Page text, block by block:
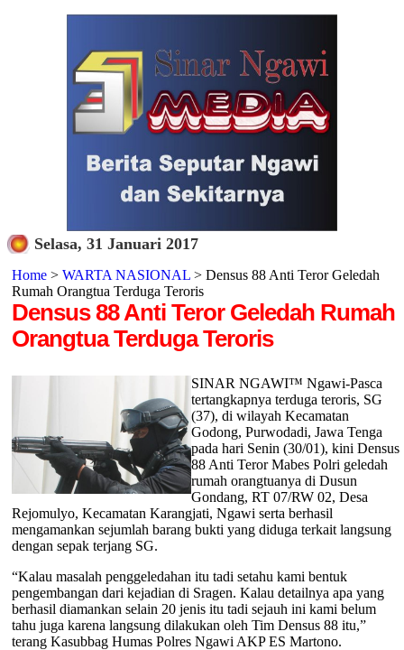
Selasa, 31 Januari 2017
Home> WARTA NASIONAL> Densus 88 Anti Teror Geledah
Rumah Orangtua Terduga Teroris
Densus 88 Anti Teror Geledah Rumah
Orangtua Terduga Teroris
SINAR NGAWI™ Ngawi-Pasca
tertangkapnya terduga teroris, SG
(37), di wilayah Kecamatan
Godong, Purwodadi, Jawa Tenga
pada hari Senin (30/01), kini Densus
88 Anti Teror Mabes Polri geledah
rumah orangtuanya di Dusun
Gondang, RT 07/RW 02, Desa
Rejomulyo, Kecamatan Karangjati, Ngawi serta berhasil
mengamankan sejumlah barang bukti yang diduga terkait langsung
dengan sepak terjang SG.
“Kalau masalah penggeledahan itu tadi setahu kami bentuk
pengembangan dari kejadian di Sragen. Kalau detailnya apa yang
berhasil diamankan selain 20 jenis itu tadi sejauh ini kami belum
tahu juga karena langsung dilakukan oleh Tim Densus 88 itu,”
terang Kasubbag Humas Polres Ngawi AKP ES Martono.